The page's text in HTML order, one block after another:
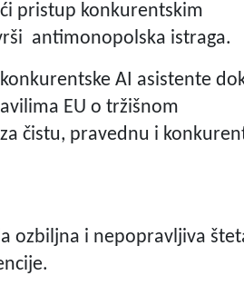
pristup konkurentskim
antimonopolska istraga.
AI asistente
EU o tržišnom
čistu, pravednu i
ozbiljna i nepopravljiva